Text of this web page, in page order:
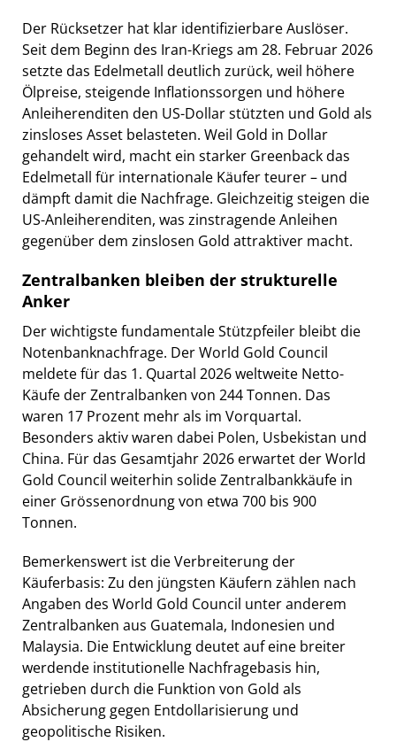
Der Rücksetzer hat klar identifizierbare Auslöser.
Seit dem Beginn des Iran-Kriegs am 28. Februar 2026
setzte das Edelmetall deutlich zurück, weil höhere
Ölpreise, steigende Inflationssorgen und höhere
Anleiherenditen den US-Dollar stützten und Gold als
zinsloses Asset belasteten. Weil Gold in Dollar
gehandelt wird, macht ein starker Greenback das
Edelmetall für internationale Käufer teurer – und
dämpft damit die Nachfrage. Gleichzeitig steigen die
US-Anleiherenditen, was zinstragende Anleihen
gegenüber dem zinslosen Gold attraktiver macht.
Zentralbanken bleiben der strukturelle
Anker
Der wichtigste fundamentale Stützpfeiler bleibt die
Notenbanknachfrage. Der World Gold Council
meldete für das 1. Quartal 2026 weltweite Netto-
Käufe der Zentralbanken von 244 Tonnen. Das
waren 17 Prozent mehr als im Vorquartal.
Besonders aktiv waren dabei Polen, Usbekistan und
China. Für das Gesamtjahr 2026 erwartet der World
Gold Council weiterhin solide Zentralbankkäufe in
einer Grössenordnung von etwa 700 bis 900
Tonnen.
Bemerkenswert ist die Verbreiterung der
Käuferbasis: Zu den jüngsten Käufern zählen nach
Angaben des World Gold Council unter anderem
Zentralbanken aus Guatemala, Indonesien und
Malaysia. Die Entwicklung deutet auf eine breiter
werdende institutionelle Nachfragebasis hin,
getrieben durch die Funktion von Gold als
Absicherung gegen Entdollarisierung und
geopolitische Risiken.